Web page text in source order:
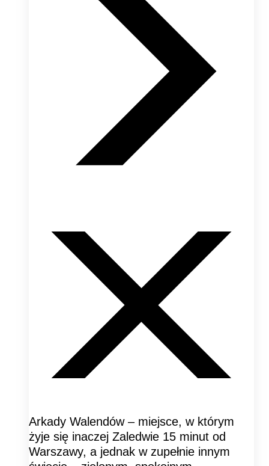
Arkady Walendów – miejsce, w którym
żyje się inaczej Zaledwie 15 minut od
Warszawy, a jednak w zupełnie innym